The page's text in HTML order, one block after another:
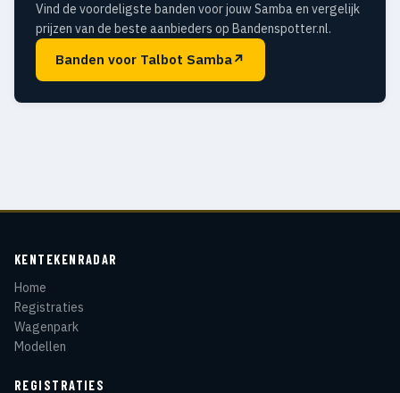
Vind de voordeligste banden voor jouw Samba en vergelijk
prijzen van de beste aanbieders op Bandenspotter.nl.
Banden voor Talbot Samba↗
KENTEKENRADAR
Home
Registraties
Wagenpark
Modellen
REGISTRATIES